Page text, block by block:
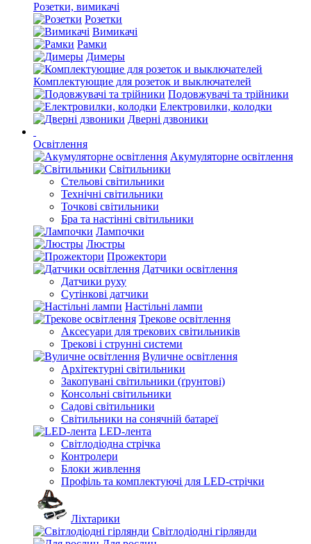
Розетки, вимикачі
Розетки
Вимикачі
Рамки
Димеры
Комплектующие для розеток и выключателей
Подовжувачі та трійники
Електровилки, колодки
Дверні дзвоники
Освітлення
Акумуляторне освітлення
Світильники
Стельові світильники
Технічні світильники
Точкові світильники
Бра та настінні світильники
Лампочки
Люстры
Прожектори
Датчики освітлення
Датчики руху
Сутінкові датчики
Настільні лампи
Трекове освітлення
Аксесуари для трекових світильників
Трекові і струнні системи
Вуличне освітлення
Архітектурні світильники
Закопувані світильники (ґрунтові)
Консольні світильники
Садові світильники
Світильники на сонячній батареї
LED-лента
Світлодіодна стрічка
Контролери
Блоки живлення
Профіль та комплектуючі для LED-стрічки
Ліхтарики
Світлодіодні гірлянди